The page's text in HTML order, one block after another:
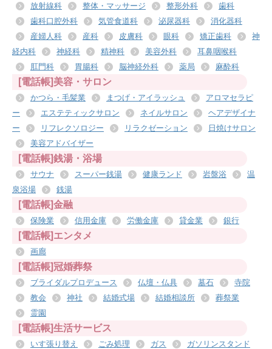
放射線科
整体・マッサージ 整形外科
歯科
歯科口腔外科
気管食道科 泌尿器科
消化器科
産婦人科
産科 皮膚科 眼科 矯正歯科
神
経内科
神経科 精神科 美容外科
耳鼻咽喉科
肛門科
胃腸科 脳神経外科 薬局 麻酔科
[電話帳]美容・サロン
かつら・毛髪業 まつげ・アイラッシュ
アロマセラピ
ー
エステティックサロン ネイルサロン
ヘアデザイナ
ー
リフレクソロジー リラクゼーション
日焼けサロン
美容アドバイザー
[電話帳]銭湯・浴場
サウナ スーパー銭湯 健康ランド 岩盤浴
温
泉浴場
銭湯
[電話帳]金融
保険業 信用金庫 労働金庫 貸金業 銀行
[電話帳]エンタメ
画廊
[電話帳]冠婚葬祭
ブライダルプロデュース 仏壇・仏具 墓石
寺院
教会
神社 結婚式場 結婚相談所
葬祭業
霊園
[電話帳]生活サービス
いす張り替え ごみ処理 ガス
ガソリンスタンド